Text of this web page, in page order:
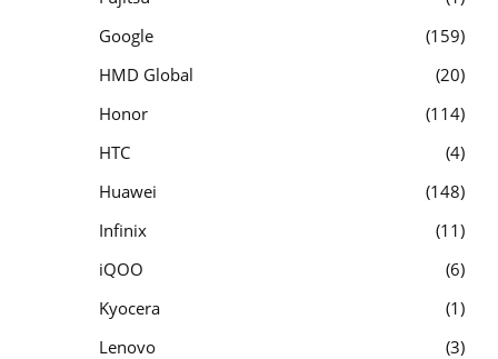
Google
159
HMD Global
20
Honor
114
HTC
4
Huawei
148
Infinix
11
iQOO
6
Kyocera
1
Lenovo
3